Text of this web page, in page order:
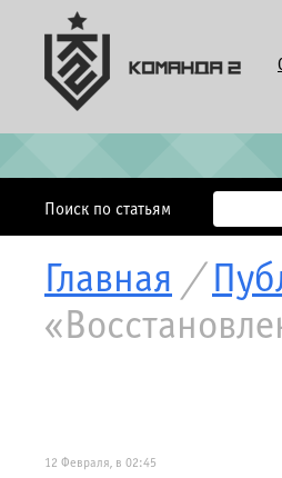
Поиск по статьям
Главная /
12 Февраля, в 02:45